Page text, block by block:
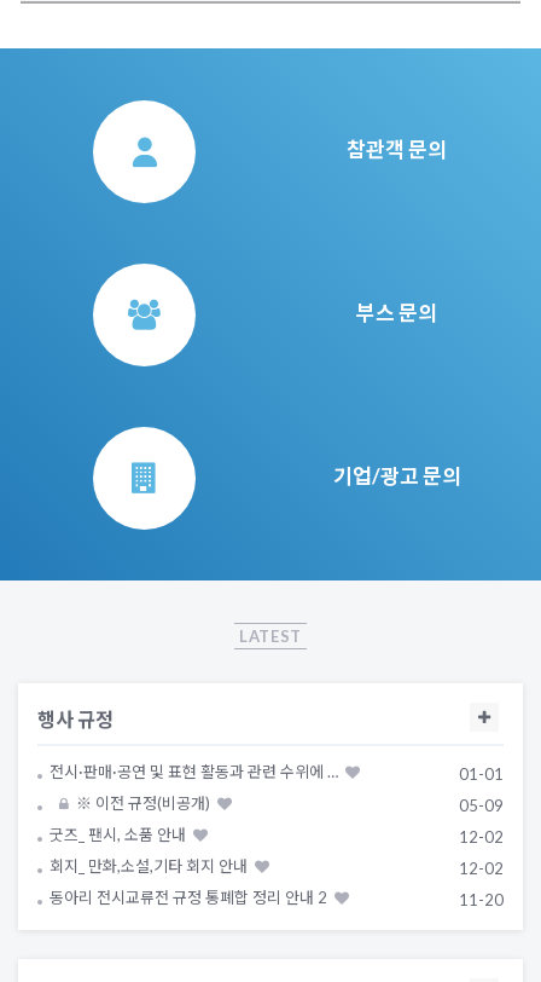
참관객 문의
부스 문의
기업/광고 문의
LATEST
행사 규정
전시·판매·공연 및 표현 활동과 관련 수위에 …
01-01
※ 이전 규정(비공개)
05-09
굿즈_ 팬시, 소품 안내
12-02
회지_ 만화,소설,기타 회지 안내
12-02
동아리 전시교류전 규정 통폐합 정리 안내 2
11-20